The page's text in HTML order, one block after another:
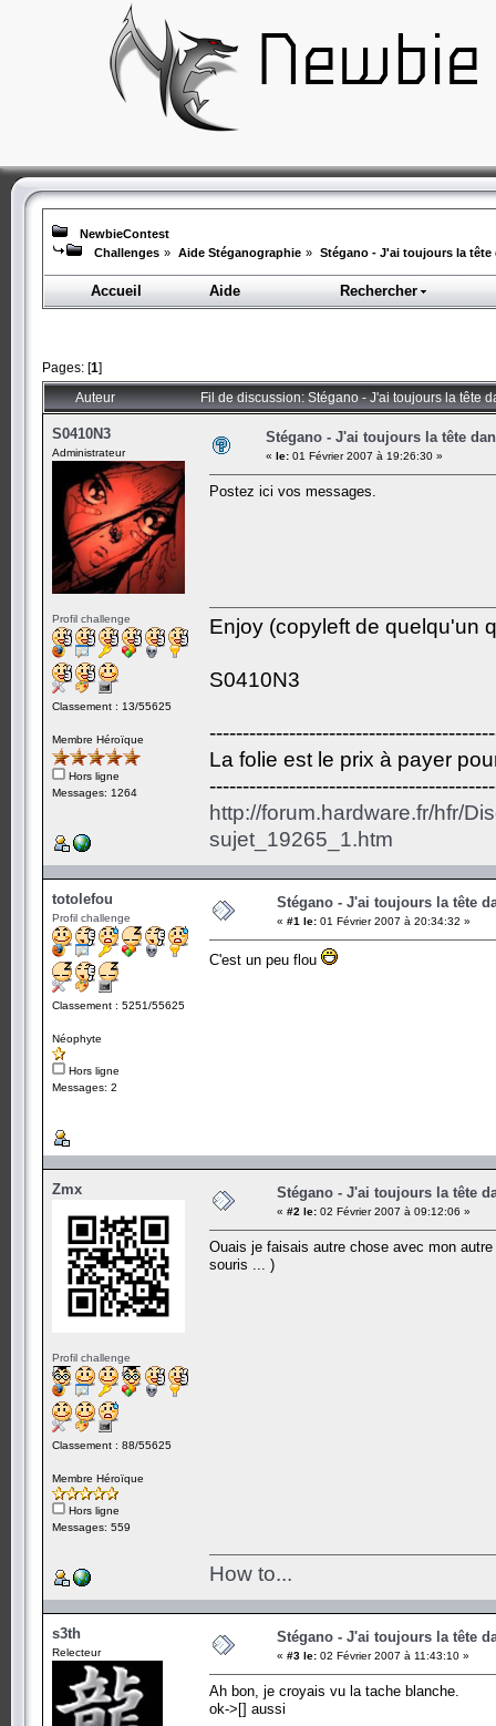
NewbieContest
Challenges » Aide Stéganographie » Stégano - J'ai toujours la tête
Accueil Aide Rechercher
Pages: [1]
Auteur Fil de discussion: Stégano - J'ai toujours la tête
S0410N3
Administrateur
Profil challenge
Classement : 13/55625
Membre Héroïque
Hors ligne
Messages: 1264
Stégano - J'ai toujours la tête
« le: 01 Février 2007 à 19:26:30 »
Postez ici vos messages.
Enjoy (copyleft de quelqu'un
S0410N3
La folie est le prix à payer
http://forum.hardware.fr/hfr/
sujet_19265_1.htm
totolefou
Profil challenge
Classement : 5251/55625
Néophyte
Hors ligne
Messages: 2
Stégano - J'ai toujours la tête
« #1 le: 01 Février 2007 à 20:34:32 »
C'est un peu flou
Zmx
Profil challenge
Classement : 88/55625
Membre Héroïque
Hors ligne
Messages: 559
Stégano - J'ai toujours la tête
« #2 le: 02 Février 2007 à 09:12:06 »
Ouais je faisais autre chose avec mon
souris ... )
How to...
s3th
Relecteur
Stégano - J'ai toujours la tête
« #3 le: 02 Février 2007 à 11:43:10 »
Ah bon, je croyais vu la tache blanche.
ok->[] aussi